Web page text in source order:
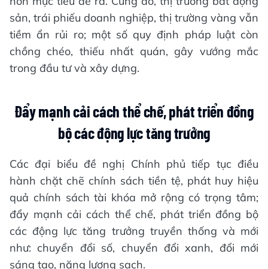
sản, trái phiếu doanh nghiệp, thị trường vàng vẫn
tiềm ẩn rủi ro; một số quy định pháp luật còn
chồng chéo, thiếu nhất quán, gây vướng mắc
trong đầu tư và xây dựng.
Đẩy mạnh cải cách thể chế, phát triển đồng
bộ các động lực tăng trưởng
Các đại biểu đề nghị Chính phủ tiếp tục điều
hành chặt chẽ chính sách tiền tệ, phát huy hiệu
quả chính sách tài khóa mở rộng có trọng tâm;
đẩy mạnh cải cách thể chế, phát triển đồng bộ
các động lực tăng trưởng truyền thống và mới
như: chuyển đổi số, chuyển đổi xanh, đổi mới
sáng tạo, năng lượng sạch.